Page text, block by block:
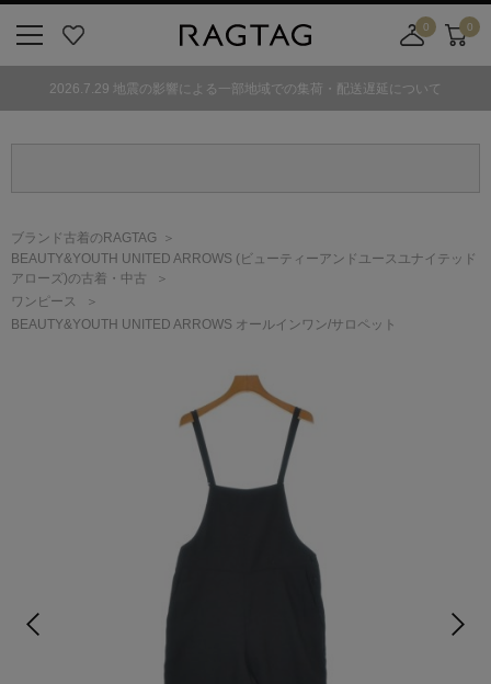
気
0
舗
カ
0
2026.7.29 地震の影響による一部地域での集荷・配送遅延について
ブランド古着のRAGTAG
BEAUTY&YOUTH UNITED ARROWS (ビューティーアンドユースユナイテッド
アローズ)の古着・中古
ワンピース
BEAUTY&YOUTH UNITED ARROWS オールインワン/サロペット